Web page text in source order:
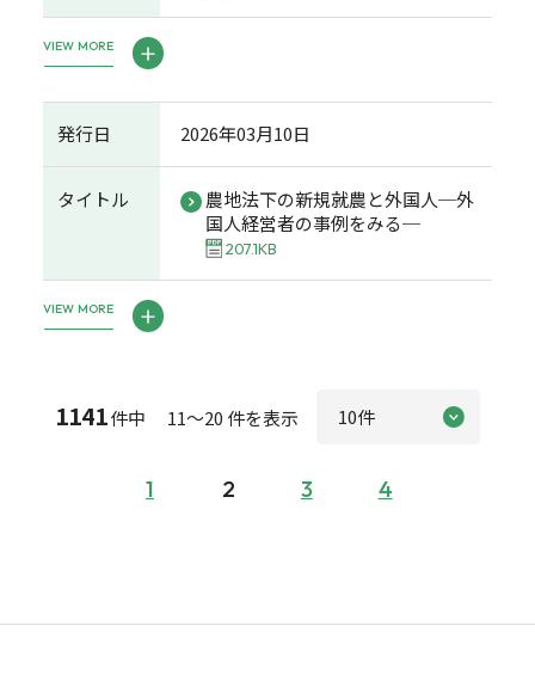
VIEW MORE
発行日 2026年03月10日
タイトル
農地法下の新規就農と外国人─外
国人経営者の事例をみる─
207.1KB
VIEW MORE
1141件中 11～20 件を表示
1 2 3 4